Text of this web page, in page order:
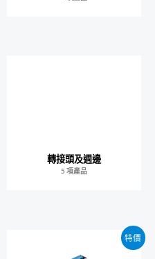
轉接頭及週邊
5 項產品
特價